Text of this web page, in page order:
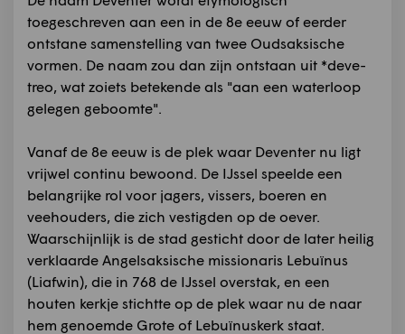
toegeschreven aan een in de 8e eeuw of eerder
ontstane samenstelling van twee Oudsaksische
vormen. De naam zou dan zijn ontstaan uit *deve-
treo, wat zoiets betekende als "aan een waterloop
gelegen geboomte".
Vanaf de 8e eeuw is de plek waar Deventer nu ligt
vrijwel continu bewoond. De IJssel speelde een
belangrijke rol voor jagers, vissers, boeren en
veehouders, die zich vestigden op de oever.
Waarschijnlijk is de stad gesticht door de later heilig
verklaarde Angelsaksische missionaris Lebuïnus
(Liafwin), die in 768 de IJssel overstak, en een
houten kerkje stichtte op de plek waar nu de naar
hem genoemde Grote of Lebuïnuskerk staat.